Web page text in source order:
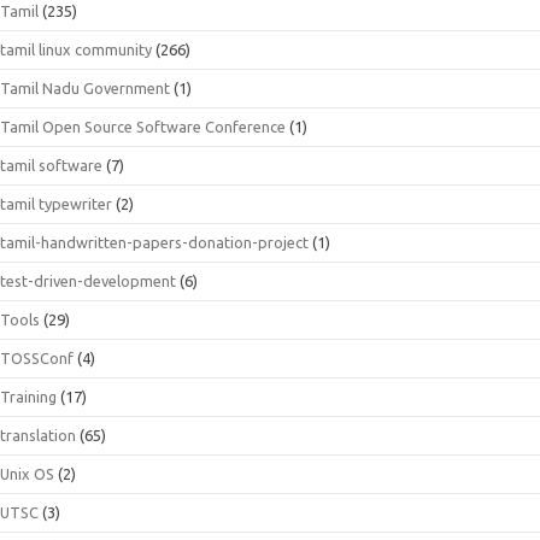
Tamil (235)
tamil linux community (266)
Tamil Nadu Government (1)
Tamil Open Source Software Conference (1)
tamil software (7)
tamil typewriter (2)
tamil-handwritten-papers-donation-project (1)
test-driven-development (6)
Tools (29)
TOSSConf (4)
Training (17)
translation (65)
Unix OS (2)
UTSC (3)